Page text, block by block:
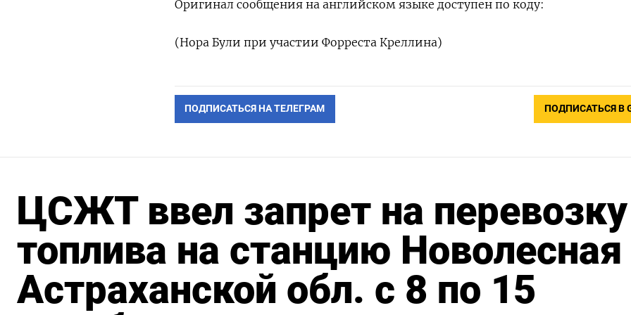
Оригинал сообщения на английском языке доступен по коду:
(Нора Були при участии Форреста Креллина)
ПОДПИСАТЬСЯ НА ТЕЛЕГРАМ ПОДПИСАТЬСЯ В
ЦСЖТ ввел запрет на перевозку
топлива на станцию Новолесная
Астраханской обл. с 8 по 15